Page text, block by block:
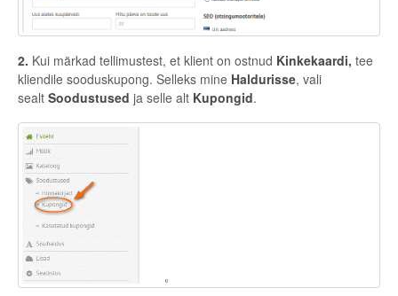
2. Kui märkad tellimustest, et klient on ostnud Kinkekaardi, tee
kliendile sooduskupong. Selleks mine Haldurisse, vali
sealt Soodustused ja selle alt Kupongid.